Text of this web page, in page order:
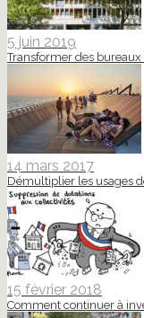
5 juin 2019
Transformer des
14 mars 2017
Démultiplier les usages
15 février 2018
Comment continuer à